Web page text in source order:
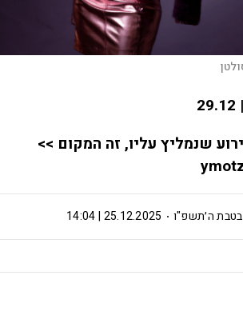
שנמליץ עליו, זה המקום >>
ה׳תשפ"ו 25.12.2025 | 14:04